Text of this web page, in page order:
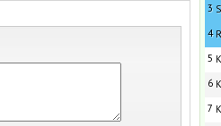
3
4
5
6
7